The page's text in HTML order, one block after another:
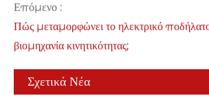
Επόμενο :
Πώς μεταμορφώνει το ηλεκτρικό
βιομηχανία κινητικότητας;
Σχετικά Νέα